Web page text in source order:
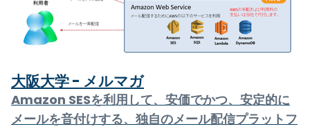
大阪大学 - メルマガ
Amazon SESを利用して、安価でかつ、安定的に
メールを音付けする、独自のメール配信プラットフ